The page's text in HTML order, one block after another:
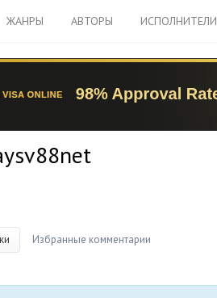
ЖАНРЫ АВТОРЫ ИСПОЛНИТЕЛИ
Избранные комментарии